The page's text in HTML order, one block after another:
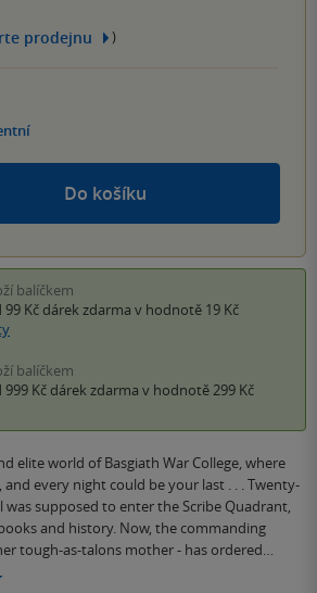
prodejnu )
Do košíku
balíčkem
Kč dárek zdarma v hodnotě 19 Kč
balíčkem
Kč dárek zdarma v hodnotě 299 Kč
elite world of Basgiath War College, where
and every night could be your last . . . Twenty-
supposed to enter the Scribe Quadrant,
and history. Now, the commanding
tough-as-talons mother - has ordered…